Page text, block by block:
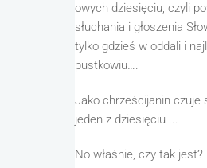
owych dziesięciu, czyli
słuchania i głoszenia
tylko gdzieś w oddali i
pustkowiu….
Jako chrześcijanin czuje
jeden z dziesięciu ...
No właśnie, czy tak jest?